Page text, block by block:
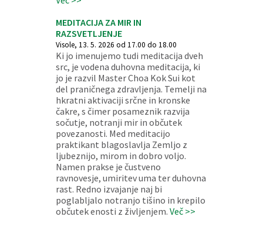
MEDITACIJA ZA MIR IN
RAZSVETLJENJE
Visole, 13. 5. 2026 od 17.00 do 18.00
Ki jo imenujemo tudi meditacija dveh
src, je vodena duhovna meditacija, ki
jo je razvil Master Choa Kok Sui kot
del praničnega zdravljenja. Temelji na
hkratni aktivaciji srčne in kronske
čakre, s čimer posameznik razvija
sočutje, notranji mir in občutek
povezanosti. Med meditacijo
praktikant blagoslavlja Zemljo z
ljubeznijo, mirom in dobro voljo.
Namen prakse je čustveno
ravnovesje, umiritev uma ter duhovna
rast. Redno izvajanje naj bi
poglabljalo notranjo tišino in krepilo
občutek enosti z življenjem. Več >>